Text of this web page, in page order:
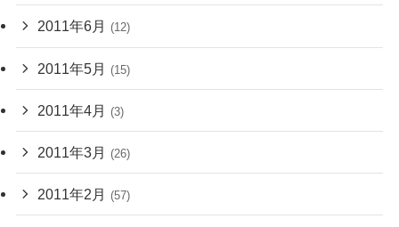
2011年6月 (12)
2011年5月 (15)
2011年4月 (3)
2011年3月 (26)
2011年2月 (57)